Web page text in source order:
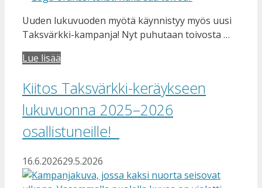
Uuden lukuvuoden myötä käynnistyy myös uusi
Taksvärkki-kampanja! Nyt puhutaan toivosta …
Lue lisää
Kiitos Taksvärkki-keräykseen
lukuvuonna 2025–2026
osallistuneille!
16.6.202629.5.2026